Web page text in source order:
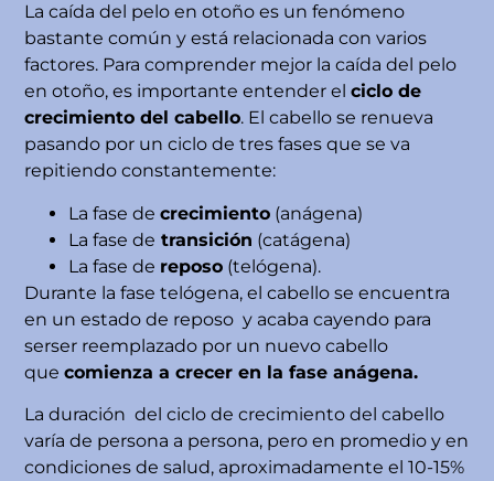
La caída del pelo en otoño es un fenómeno
bastante común y está relacionada con varios
factores. Para comprender mejor la caída del pelo
en otoño, es importante entender elciclo de
crecimiento del cabello. El cabello se renueva
pasando por un ciclo de tres fases que se va
repitiendo constantemente:
La fase decrecimiento (anágena)
La fase de transición (catágena)
La fase de reposo (telógena).
Durante la fase telógena, el cabello se encuentra
en un estado de reposo y acaba cayendo para
serser reemplazado por un nuevo cabello
quecomienza a crecer en la fase anágena.
La duración del ciclo de crecimiento del cabello
varía de persona a persona, pero en promedio y en
condiciones de salud, aproximadamente el 10-15%